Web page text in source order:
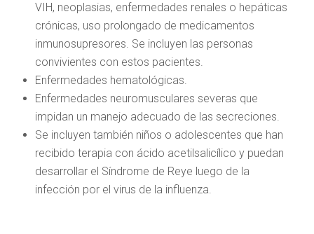
VIH, neoplasias, enfermedades renales o hepáticas
crónicas, uso prolongado de medicamentos
inmunosupresores. Se incluyen las personas
convivientes con estos pacientes.
Enfermedades hematológicas.
Enfermedades neuromusculares severas que
impidan un manejo adecuado de las secreciones.
Se incluyen también niños o adolescentes que han
recibido terapia con ácido acetilsalicílico y puedan
desarrollar el Síndrome de Reye luego de la
infección por el virus de la influenza.